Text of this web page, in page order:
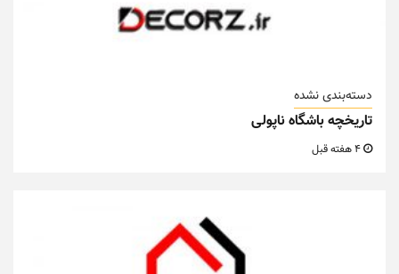
دسته‌بندی نشده
تاریخچه باشگاه ناپولی